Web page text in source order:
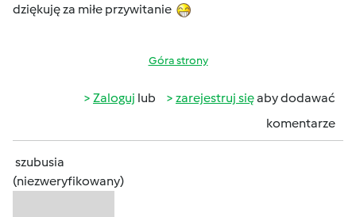
dziękuję za miłe przywitanie
Góra strony
Zaloguj lub zarejestruj sięaby dodawać
komentarze
szubusia
(niezweryfikowany)